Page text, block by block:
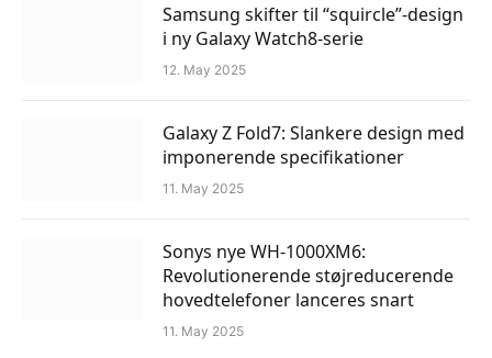
Samsung skifter til “squircle”-design
i ny Galaxy Watch8-serie
12. May 2025
Galaxy Z Fold7: Slankere design med
imponerende specifikationer
11. May 2025
Sonys nye WH-1000XM6:
Revolutionerende støjreducerende
hovedtelefoner lanceres snart
11. May 2025